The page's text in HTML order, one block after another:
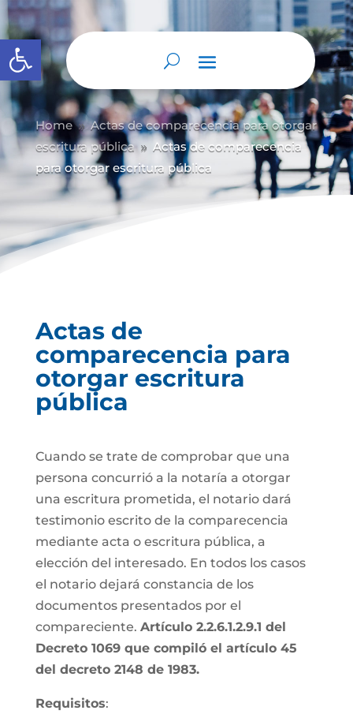
Abrir barra de herramientas
Home 9 Actas de comparecencia para otorgar
escritura pública
9 Actas de comparecencia
para otorgar escritura pública
Actas de
comparecencia para
otorgar escritura
pública
Cuando se trate de comprobar que una
persona concurrió a la notaría a otorgar
una escritura prometida, el notario dará
testimonio escrito de la comparecencia
mediante acta o escritura pública, a
elección del interesado. En todos los casos
el notario dejará constancia de los
documentos presentados por el
compareciente. Artículo 2.2.6.1.2.9.1 del
Decreto 1069 que compiló el artículo 45
del decreto 2148 de 1983.
Requisitos: